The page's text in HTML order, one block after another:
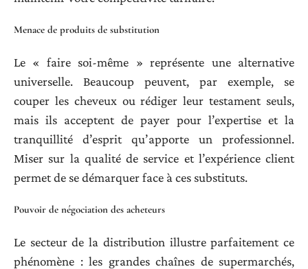
Menace de produits de substitution
Le « faire soi-même » représente une alternative
universelle. Beaucoup peuvent, par exemple, se
couper les cheveux ou rédiger leur testament seuls,
mais ils acceptent de payer pour l’expertise et la
tranquillité d’esprit qu’apporte un professionnel.
Miser sur la qualité de service et l’expérience client
permet de se démarquer face à ces substituts.
Pouvoir de négociation des acheteurs
Le secteur de la distribution illustre parfaitement ce
phénomène : les grandes chaînes de supermarchés,